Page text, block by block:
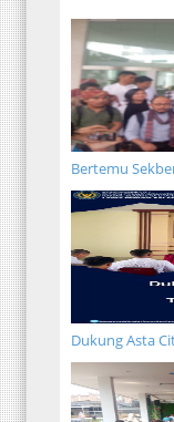
Bertemu
Dukung Asta